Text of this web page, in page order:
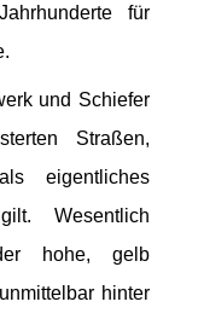
für
und Schiefer
Straßen,
eigentliches
Wesentlich
hohe, gelb
hinter